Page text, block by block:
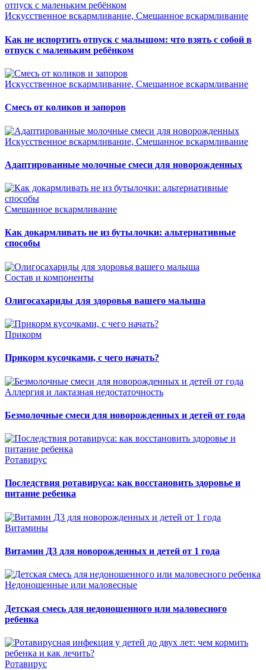
Искусственное вскармливание, Смешанное вскармливание
Как не испортить отпуск с малышом: что взять с собой в
отпуск с маленьким ребёнком
Искусственное вскармливание, Смешанное вскармливание
Смесь от коликов и запоров
Искусственное вскармливание, Смешанное вскармливание
Адаптированные молочные смеси для новорожденных
Смешанное вскармливание
Как докармливать не из бутылочки: альтернативные
способы
Состав и компоненты
Олигосахариды для здоровья вашего малыша
Прикорм
Прикорм кусочками, с чего начать?
Аллергия и лактазная недостаточность
Безмолочные смеси для новорожденных и детей от года
Ротавирус
Последствия ротавируса: как восстановить здоровье и
питание ребенка
Витамины
Витамин Д3 для новорожденных и детей от 1 года
Недоношенные или маловесные
Детская смесь для недоношенного или маловесного
ребенка
Ротавирус